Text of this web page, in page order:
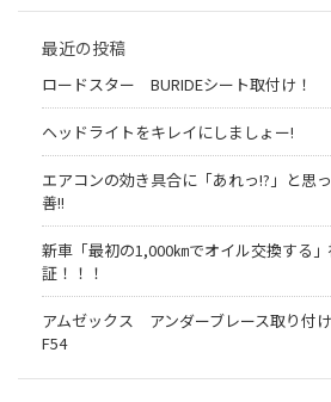
最近の投稿
ロードスター BURIDEシート取付け！
ヘッドライトをキレイにしましょー!
エアコンの効き具合に「あれっ!?」と思
善!!
新車「最初の1,000㎞でオイル交換する
証！！！
アムゼックス アンダーブレース取り付
F54